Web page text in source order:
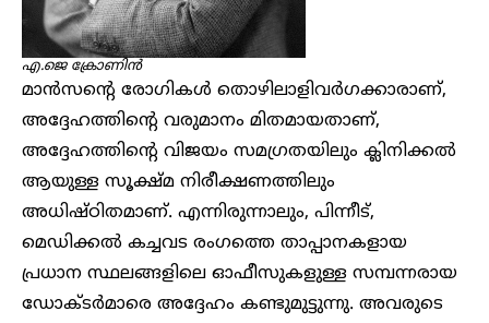
എ.ജെ ക്രോണിൻ
മാൻസന്റെ രോഗികൾ തൊഴിലാളിവർഗക്കാരാണ്,
അദ്ദേഹത്തിന്റെ വരുമാനം മിതമായതാണ്,
അദ്ദേഹത്തിന്റെ വിജയം സമഗ്രതയിലും ക്ലിനിക്കൽ
ആയുള്ള സൂക്ഷ്മ നിരീക്ഷണത്തിലും
അധിഷ്ഠിതമാണ്. എന്നിരുന്നാലും, പിന്നീട്,
മെഡിക്കൽ കച്ചവട രംഗത്തെ താപ്പാനകളായ
പ്രധാന സ്ഥലങ്ങളിലെ ഓഫീസുകളുള്ള സമ്പന്നരായ
ഡോക്ടർമാരെ അദ്ദേഹം കണ്ടുമുട്ടുന്നു. അവരുടെ